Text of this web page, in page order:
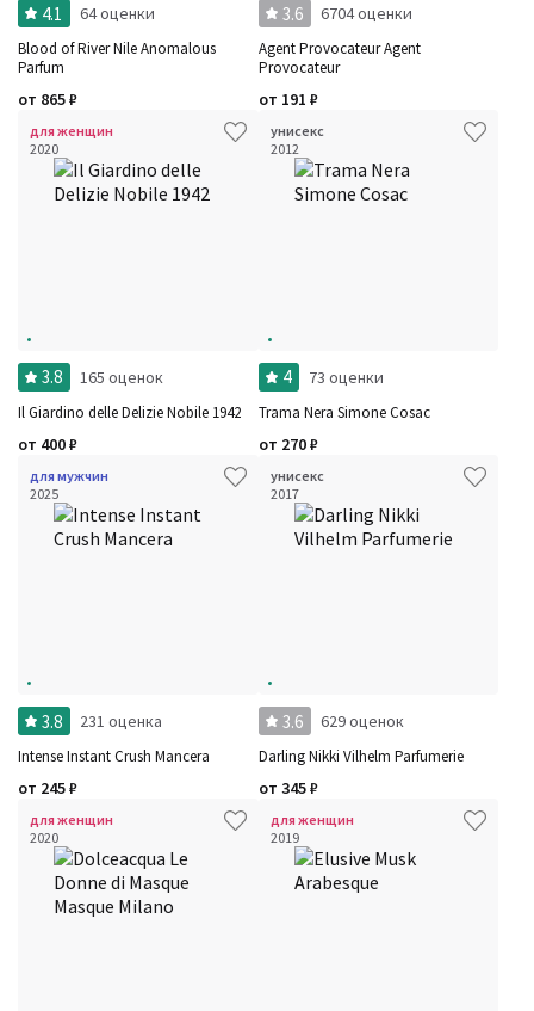
4.1 64 оценки
Blood of River Nile Anomalous
Parfum
от 865₽
3.6 6704 оценки
Agent Provocateur Agent
Provocateur
от 191 ₽
для женщин
2020
3.8 165 оценок
Il Giardino delle Delizie Nobile 1942
от 400₽
унисекс
2012
4 73 оценки
Trama Nera Simone Cosac
от 270₽
для мужчин
2025
3.8 231 оценка
Intense Instant Crush Mancera
от 245₽
унисекс
2017
3.6 629 оценок
Darling Nikki Vilhelm Parfumerie
от 345₽
для женщин
2020
для женщин
2019